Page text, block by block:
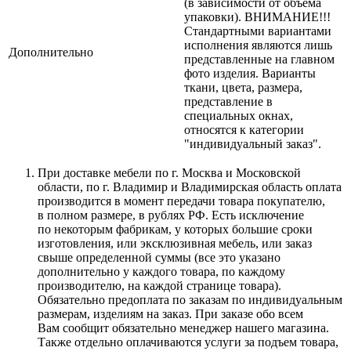
Дополнительно
упаковки). ВНИМАНИЕ!!!
Стандартными вариантами
исполнения являются лишь
представленные на главном
фото изделия. Варианты
ткани, цвета, размера,
представление в
специальных окнах,
относятся к категории
"индивидуальный заказ".
При доставке мебели по г. Москва и Московской
области, по г. Владимир и Владимирская область оплата
производится в момент передачи товара покупателю,
в полном размере, в рублях РФ. Есть исключение
по некоторым фабрикам, у которых большие сроки
изготовления, или эксклюзивная мебель, или заказ
свыше определенной суммы (все это указано
дополнительно у каждого товара, по каждому
производителю, на каждой странице товара).
Обязательно предоплата по заказам по индивидуальным
размерам, изделиям на заказ. При заказе обо всем
Вам сообщит обязательно менеджер нашего магазина.
Также отдельно оплачиваются услуги за подъем товара,